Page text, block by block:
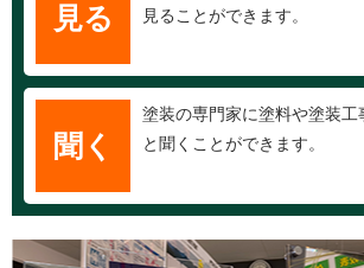
見る
見ることができます。
聞く
塗装の専門家に塗料や塗装工
と聞くことができます。